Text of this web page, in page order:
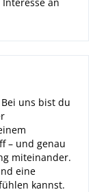
uns bist du
– und genau
miteinander.
eine
kannst.